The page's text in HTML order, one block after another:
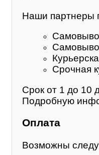
Наши партнеры
Срочная
Срок от 1 до 10
Подробную
Оплата
Возможны